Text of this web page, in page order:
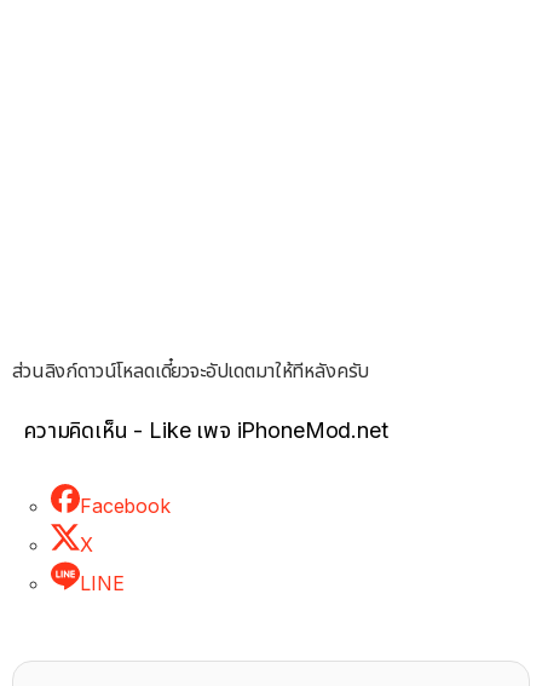
ส่วนลิงก์ดาวน์โหลดเดี๋ยวจะอัปเดตมาให้ทีหลังครับ
ความคิดเห็น - Like เพจ iPhoneMod.net
Facebook
X
LINE